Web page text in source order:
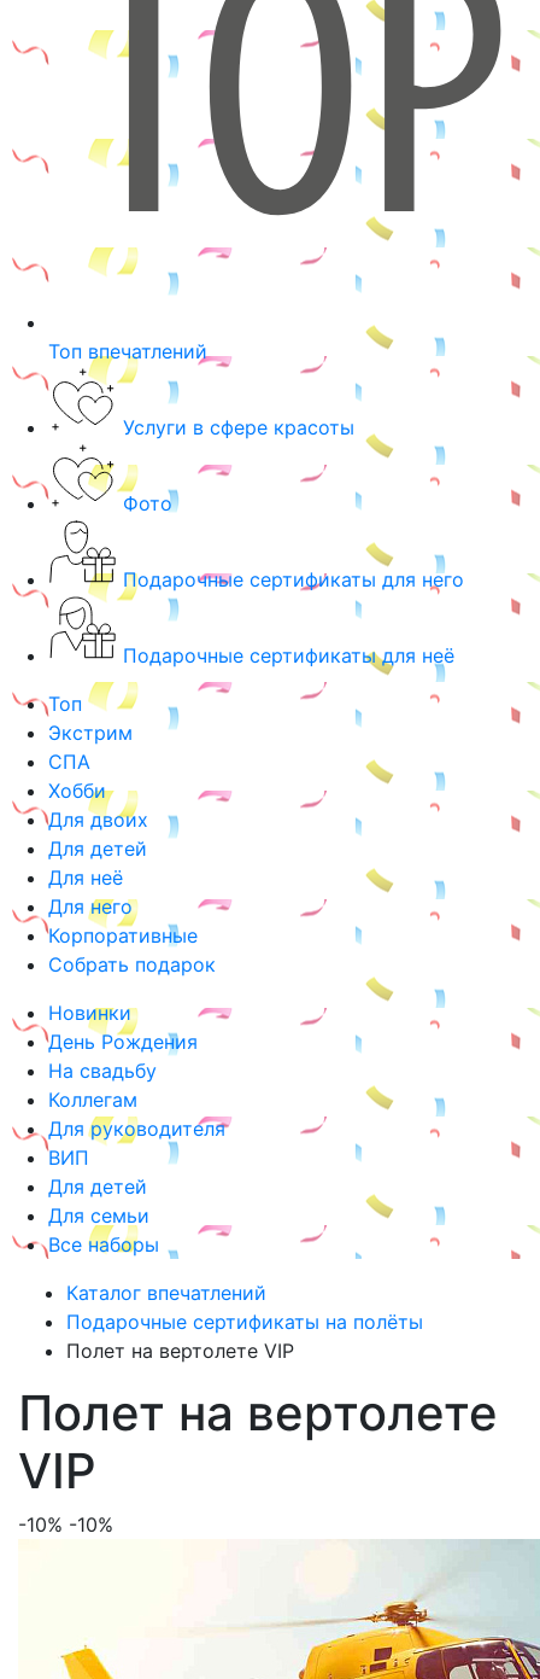
Топ впечатлений
Услуги в сфере красоты
Фото
Подарочные сертификаты для него
Подарочные сертификаты для неё
Топ
Экстрим
СПА
Хобби
Для двоих
Для детей
Для неё
Для него
Корпоративные
Собрать подарок
Новинки
День Рождения
На свадьбу
Коллегам
Для руководителя
ВИП
Для детей
Для семьи
Все наборы
Каталог впечатлений
Подарочные сертификаты на полёты
Полет на вертолете VIP
Полет на вертолете
VIP
-10% -10%